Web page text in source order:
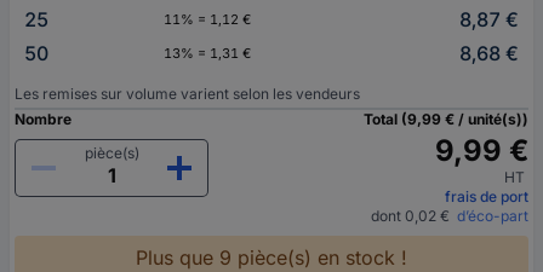
25
11% = 1,12 €
8,87 €
50
13% = 1,31 € 8,68 €
Les remises sur volume varient selon les vendeurs
Nombre
pièce(s)
Total (9,99 € / unité(s))
9,99 €
HT
frais de port
dont 0,02 € d’éco-part
Plus que 9 pièce(s) en stock !